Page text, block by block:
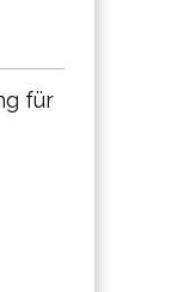
für